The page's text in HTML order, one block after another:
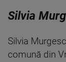
Silvia
Silvia
comună din